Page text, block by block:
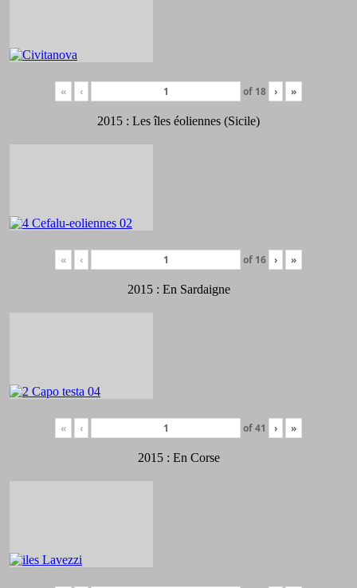
« ‹ of 18 › »
2015 : Les îles éoliennes (Sicile)
« ‹ of 16 › »
2015 : En Sardaigne
« ‹ of41 › »
2015 : En Corse